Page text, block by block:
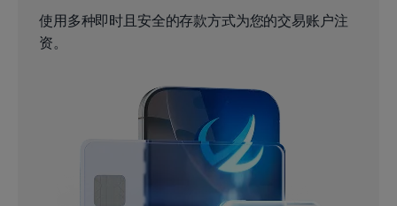
使用多种即时且安全的存款方式为您的交易账户注
资。